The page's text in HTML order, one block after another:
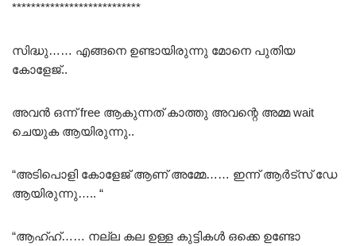
***************************
സിദ്ധു…… എങ്ങനെ ഉണ്ടായിരുന്നു മോനെ പുതിയ
കോളേജ്..
അവൻ ഒന്ന് free ആകുന്നത് കാത്തു അവന്റെ അമ്മ wait
ചെയുക ആയിരുന്നു..
“അടിപൊളി കോളേജ് ആണ് അമ്മേ…… ഇന്ന് ആർട്സ് ഡേ
ആയിരുന്നു….. “
“ആഹ്ഹ്…… നല്ല കല ഉള്ള കുട്ടികൾ ഒക്കെ ഉണ്ടോ